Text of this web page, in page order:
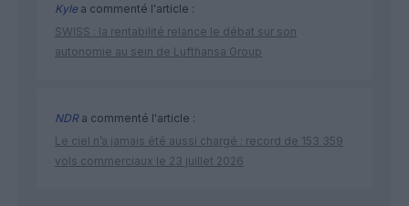
Kylea commenté l'article :
SWISS : la rentabilité relance le débat sur son
autonomie au sein de Lufthansa Group
NDRa commenté l'article :
Le ciel n’a jamais été aussi chargé : record de 153 359
vols commerciaux le 23 juillet 2026